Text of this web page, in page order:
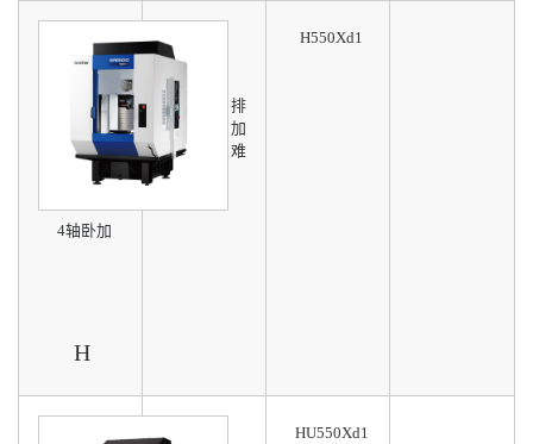
4轴卧加
H
单工作台
弥补立加排
屑不佳、加
工长工件难
的领域
H550Xd1
HU550Xd1